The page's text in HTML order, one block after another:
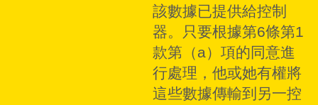
該數據已提供給控制
器。只要根據第6條第1
款第（a）項的同意進
行處理，他或她有權將
這些數據傳輸到另一控